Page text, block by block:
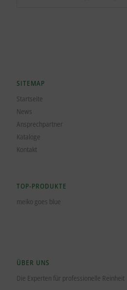
SITEMAP
Startseite
News
Ansprechpartner
Kataloge
Kontakt
TOP-PRODUKTE
meiko goes blue
ÜBER UNS
Die Experten für professionelle Reinheit